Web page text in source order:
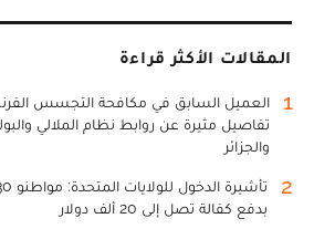
المقالات الأكثر قراءة
1
العميل السابق في مكافحة التجسس
تفاصيل مثيرة عن روابط نظام الملالي
والجزائر
2
بدفع كفالة تصل إلى 20 ألف دولار